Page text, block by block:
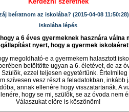
beíratnom az iskolába? (2015-04-08 11:50:28)
iskolába lépés
a 6 éves gyermeknek hasznára válna
nyert, hogy a gyermek
megoldható-e a gyermekem halasztott
betöltötte ugyan a 6. életévet, de az
ezzel teljesen egyetértünk.
szívesen vesz részt a feladatokban, inkább
annak ellenére hogy visszatartanák. A
hogy se mi, szülõk, se az óvoda nem
Válaszukat elõre is köszönöm!